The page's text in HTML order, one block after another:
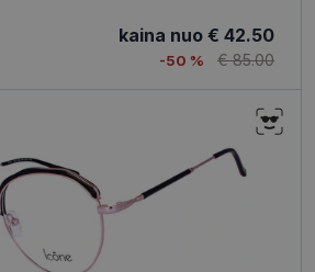
kaina nuo € 42.50
-50 % € 85.00